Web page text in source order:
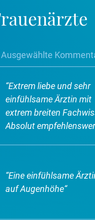
Ausgewählte
“Extrem liebe und sehr
einfühlsame Ärztin mit
extrem breiten
Absolut
“Eine einfühlsame
auf Augenhöhe“